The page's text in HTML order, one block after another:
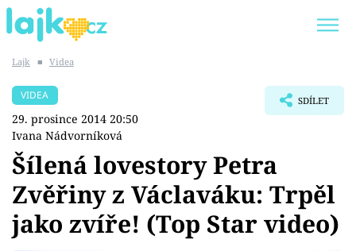
SHOPAHOLICADEL
Témata
Showbyznys
Lajk ■ Videa
VIDEA
29. prosince 2014 20:50
Ivana Nádvorníková
SDÍLET
Šílená lovestory Petra
Zvěřiny z Václaváku: Trpěl
jako zvíře! (Top Star video)